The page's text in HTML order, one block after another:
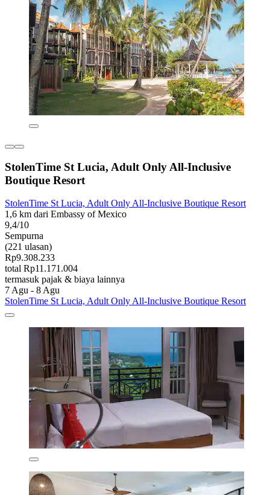
StolenTime St Lucia, Adult Only All-Inclusive
Boutique Resort
StolenTime St Lucia, Adult Only All-Inclusive Boutique Resort
1,6 km dari Embassy of Mexico
9,4/10
Sempurna
(221 ulasan)
Rp9.308.233
total Rp11.171.004
termasuk pajak & biaya lainnya
7 Agu - 8 Agu
StolenTime St Lucia, Adult Only All-Inclusive Boutique Resort